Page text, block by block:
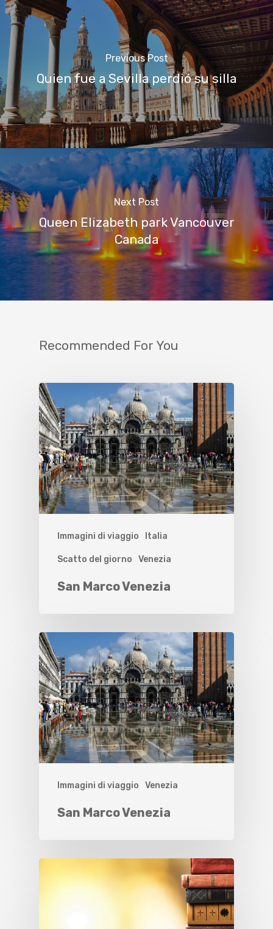
Previous Post
Quien fue a Sevilla perdió su silla
Next Post
Queen Elizabeth park Vancouver
Canada
Recommended For You
Immagini di viaggio Italia
Scatto del giorno Venezia
San Marco Venezia
Immagini di viaggio Venezia
San Marco Venezia